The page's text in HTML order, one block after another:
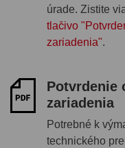
úrade. Zistite
tlačivo
zariadenia".
Potvrdenie
zariadenia
Potrebné k
technického